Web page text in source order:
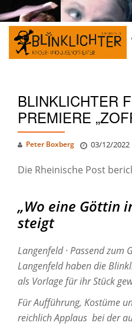
Skip
content
BLINKLICHTER
PREMIERE
Peter Boxberg 03/12/2022
Die Rheinische Post
„Wo eine Göttin
steigt
Langenfeld · Passend zum
Langenfeld haben die
als Vorlage für ihr Stück
Für Aufführung, Kostüme
reichlich Applaus bei der